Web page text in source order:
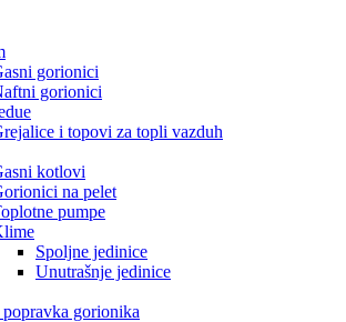
gorionici
gorionici
i topovi za topli vazduh
kotlovi
na pelet
pumpe
Spoljne jedinice
Unutrašnje jedinice
popravka gorionika